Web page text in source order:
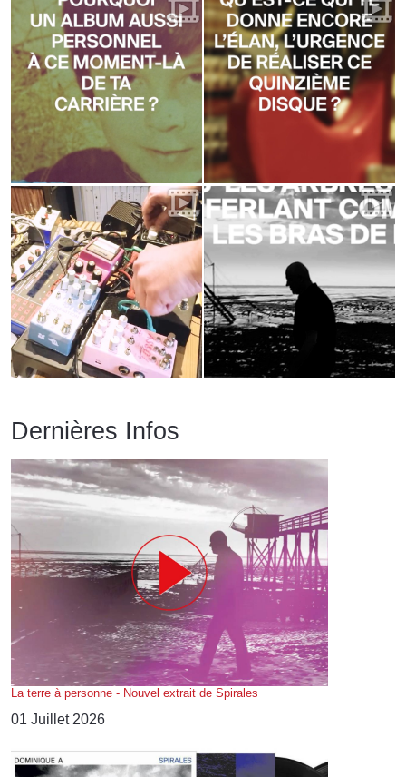
Dernières Infos
La terre à personne - Nouvel extrait de Spirales
01 Juillet 2026